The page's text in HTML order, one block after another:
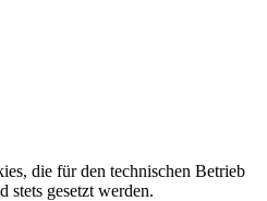
die für den technischen Betrieb
stets gesetzt werden.